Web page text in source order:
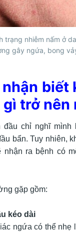
trạng nhiễm nấm ở
gây ngứa, bong
biết
gì trở nên
đầu chỉ nghĩ mình
bẩn. Tuy nhiên,
nhận ra bệnh có
gặp gồm:
kéo dài
ngứa có thể nhẹ